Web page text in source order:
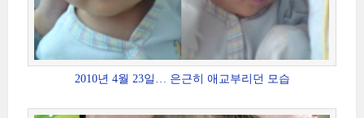
2010년 4월 23일… 은근히 애교부리던 모습